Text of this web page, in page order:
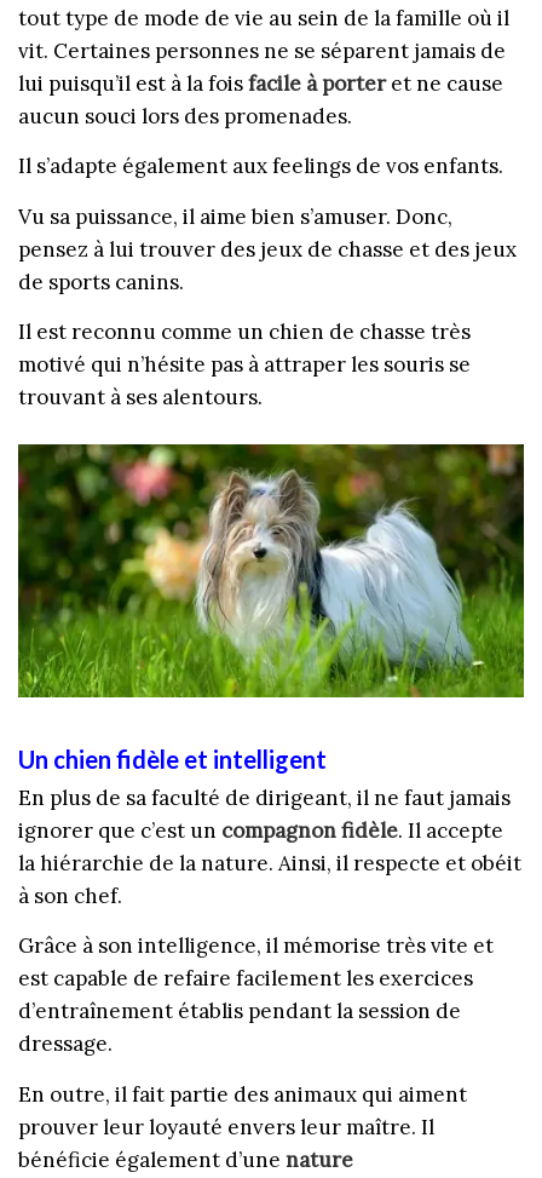
tout type de mode de vie au sein de la famille où il
vit. Certaines personnes ne se séparent jamais de
lui puisqu’il est à la foisfacile à porteret ne cause
aucun souci lors des promenades.
Il s’adapte également aux feelings de vos enfants.
Vu sa puissance, il aime bien s’amuser. Donc,
pensez à lui trouver des jeux de chasse et des jeux
de sports canins.
Il est reconnu comme un chien de chasse très
motivé qui n’hésite pas à attraper les souris se
trouvant à ses alentours.
Un chien fidèle et intelligent
En plus de sa faculté de dirigeant, il ne faut jamais
ignorer que c’est un compagnon fidèle. Il accepte
la hiérarchie de la nature. Ainsi, il respecte et obéit
à son chef.
Grâce à son intelligence, il mémorise très vite et
est capable de refaire facilement les exercices
d’entraînement établis pendant la session de
dressage.
En outre, il fait partie des animaux qui aiment
prouver leur loyauté envers leur maître. Il
bénéficie également d’une nature